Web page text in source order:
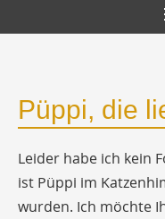
Püppi, die
Leider habe ich kein
ist Püppi im
wurden. Ich möchte